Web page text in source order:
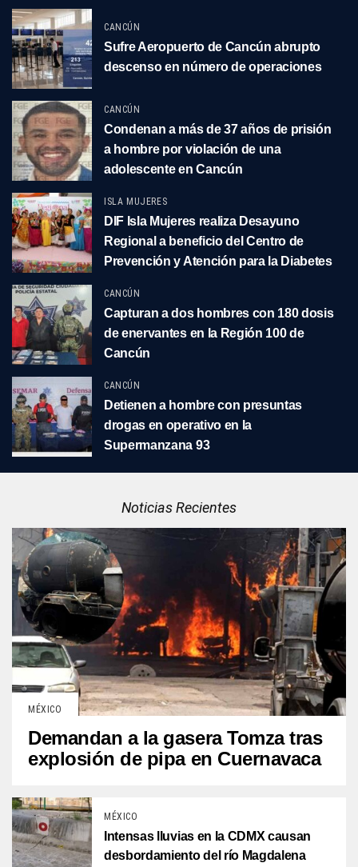
CANCÚN
Sufre Aeropuerto de Cancún abrupto
descenso en número de operaciones
CANCÚN
Condenan a más de 37 años de prisión
a hombre por violación de una
adolescente en Cancún
ISLA MUJERES
DIF Isla Mujeres realiza Desayuno
Regional a beneficio del Centro de
Prevención y Atención para la Diabetes
CANCÚN
Capturan a dos hombres con 180 dosis
de enervantes en la Región 100 de
Cancún
CANCÚN
Detienen a hombre con presuntas
drogas en operativo en la
Supermanzana 93
Noticias Recientes
MÉXICO
Demandan a la gasera Tomza tras
explosión de pipa en Cuernavaca
MÉXICO
Intensas lluvias en la CDMX causan
desbordamiento del río Magdalena